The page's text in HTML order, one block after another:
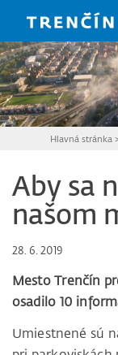
Hlavná stránka
Aby sa
našom
28. 6. 2019
Mesto Trenčín
osadilo 10
Umiestnené sú